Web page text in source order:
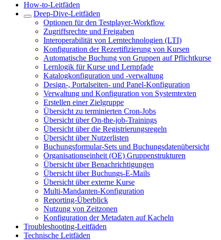
How-to-Leitfäden
Deep-Dive-Leitfäden
Optionen für den Testplayer-Workflow
Zugriffsrechte und Freigaben
Interoperabilität von Lerntechnologien (LTI)
Konfiguration der Rezertifizierung von Kursen
Automatische Buchung von Gruppen auf Pflichtkurse
Lernlogik für Kurse und Lernpfade
Katalogkonfiguration und -verwaltung
Design-, Portalseiten- und Panel-Konfiguration
Verwaltung und Konfiguration von Systemtexten
Erstellen einer Zielgruppe
Übersicht zu terminierten Cron-Jobs
Übersicht über On-the-job-Trainings
Übersicht über die Registrierungsregeln
Übersicht über Nutzerlisten
Buchungsformular-Sets und Buchungsdatenübersicht
Organisationseinheit (OE) Gruppenstrukturen
Übersicht über Benachrichtigungen
Übersicht über Buchungs-E-Mails
Übersicht über externe Kurse
Multi-Mandanten-Konfiguration
Reporting-Überblick
Nutzung von Zeitzonen
Konfiguration der Metadaten auf Kacheln
Troubleshooting-Leitfäden
Technische Leitfäden